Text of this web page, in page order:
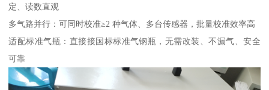
定、读数直观
多气路并行：可同时校准≥2 种气体、多台传感器，批量校准效率高
适配标准气瓶：直接接国标标准气钢瓶，无需改装、不漏气、安全
可靠